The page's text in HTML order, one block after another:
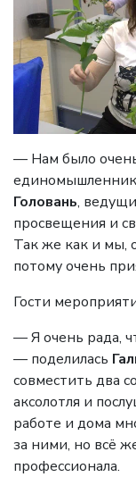
— Нам было
Головань,
просвещения и
Так же как и мы,
потому очень
Гости
— Я очень рада,
— поделилась
совместить два
аксолотля и
работе и дома
за ними, но всё
профессионала.